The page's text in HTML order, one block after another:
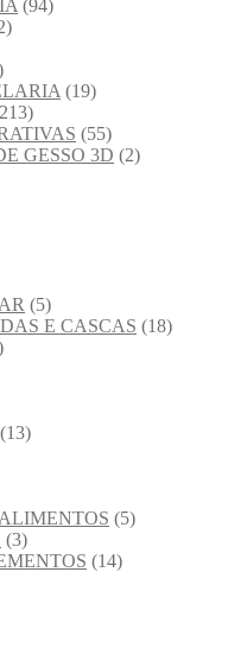
(94)
(19)
(55)
GESSO 3D (2)
(5)
E CASCAS (18)
(13)
(5)
(3)
(14)